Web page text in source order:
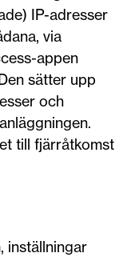
IP-adresser
via
appen
sätter upp
och
till fjärråtkomst
inställningar